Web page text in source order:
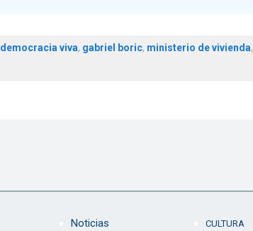
democracia viva, gabriel boric, ministerio de vivienda,
Noticias CULTURA